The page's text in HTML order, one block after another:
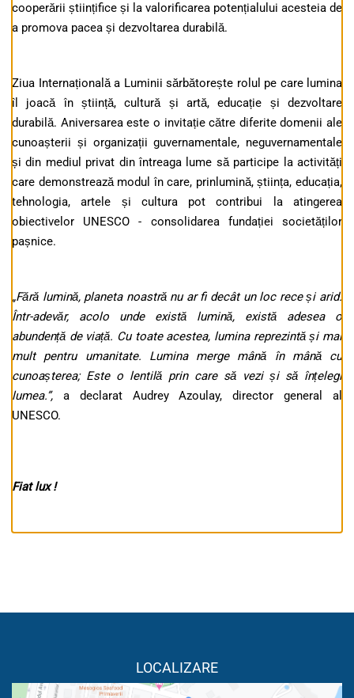
cooperării științifice și la valorificarea potențialului acesteia de
a promova pacea și dezvoltarea durabilă.
Ziua Internațională a Luminii sărbătorește rolul pe care lumina
îl joacă în știință, cultură și artă, educație și dezvoltare
durabilă. Aniversarea este o invitație către diferite domenii ale
cunoașterii și organizații guvernamentale, neguvernamentale
și din mediul privat din întreaga lume să participe la activități
care demonstrează modul în care, prinlumină, știința, educația,
tehnologia, artele și cultura pot contribui la atingerea
obiectivelor UNESCO - consolidarea fundației societăților
pașnice.
„Fără lumină, planeta noastră nu ar fi decât un loc rece și arid.
Într-adevăr, acolo unde există lumină, există adesea o
abundență de viață. Cu toate acestea, lumina reprezintă și mai
mult pentru umanitate. Lumina merge mână în mână cu
cunoașterea; Este o lentilă prin care să vezi și să înțelegi
lumea.”, a declarat Audrey Azoulay, director general al
UNESCO.
Fiat lux !
LOCALIZARE